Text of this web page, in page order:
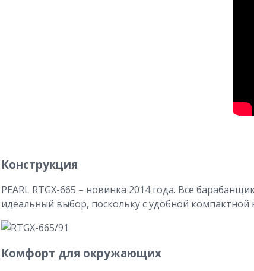
Конструкция
PEARL RTGX-665 – новинка 2014 года. Все
идеальный выбор, поскольку с удобной
Комфорт для окружающих